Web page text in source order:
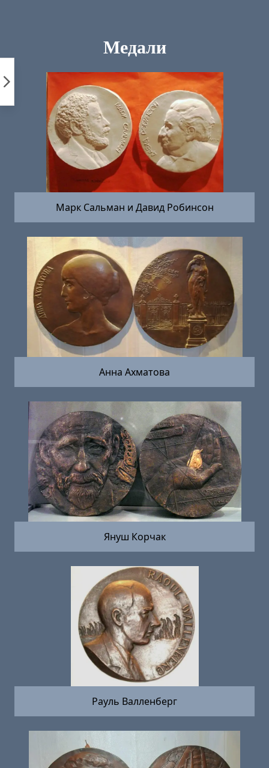
Медали
Марк Сальман и Давид Робинсон
Анна Ахматова
Януш Корчак
Рауль Валленберг